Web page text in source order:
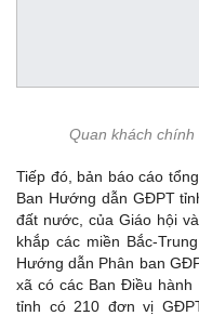
Quan khách
Tiếp đó, bản báo cáo
Ban Hướng dẫn GĐPT
đất nước, của Giáo hội
khắp các miền Bắc-
Hướng dẫn Phân ban
xã có các Ban Điều
tỉnh có 210 đơn vị